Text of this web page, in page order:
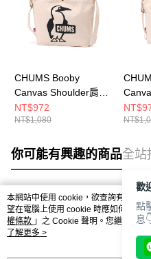
CHUMS Booby
Canvas Shoulder肩背
包 CH603494K001
NT$972
NT$1,080
包
你可能有興趣的商品全站
熱門標籤
本網站中使用 cookie，欲查詢有關本
望在電腦上使用 cookie 時應如何變更
權條款 」之 Cookie 聲明。您繼續使
用條款之 Cookie 聲明使用 cookie。
了解更多 >
歡
點
息